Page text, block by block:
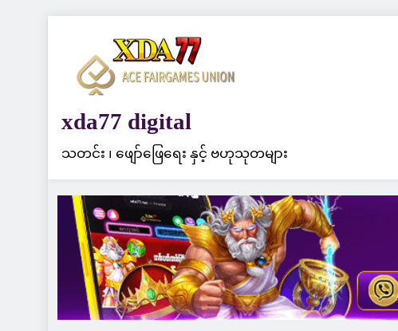
xda77 digital
သတင်း ၊ ဖျော်ဖြေရေး နှင့် ဗဟုသုတများ